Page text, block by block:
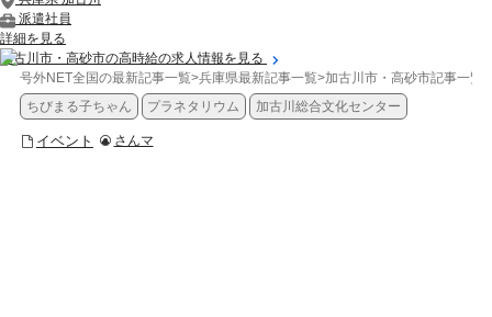
派遣社員
詳細を見る
加古川市・高砂市の高時給の求人情報を見る
号外NET全国の最新記事一覧>兵庫県最新記事一覧>加古川市・高砂市記事一覧
ちびまる子ちゃん
プラネタリウム 加古川総合文化センター
イベント さんマ